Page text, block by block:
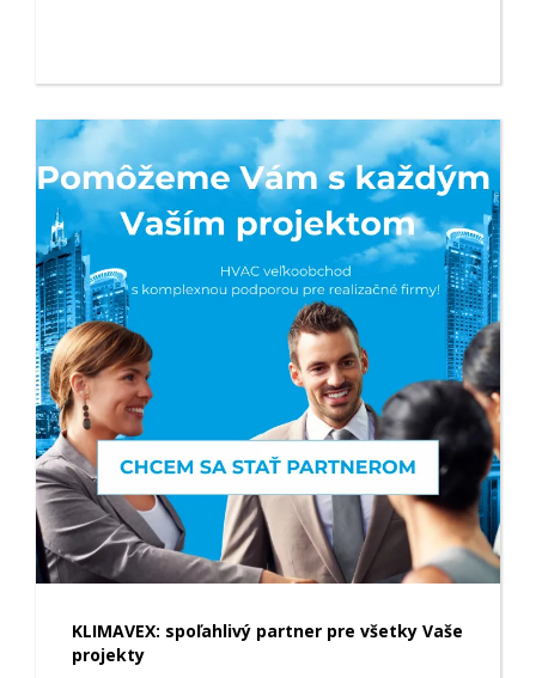
KLIMAVEX: spoľahlivý partner pre všetky Vaše
projekty